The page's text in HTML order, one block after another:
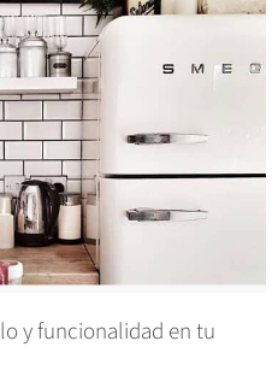
y funcionalidad en tu